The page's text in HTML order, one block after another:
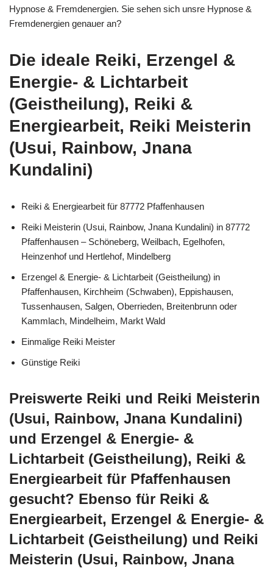
Hypnose & Fremdenergien. Sie sehen sich unsre Hypnose &
Fremdenergien genauer an?
Die ideale Reiki, Erzengel &
Energie- & Lichtarbeit
(Geistheilung), Reiki &
Energiearbeit, Reiki Meisterin
(Usui, Rainbow, Jnana
Kundalini)
Reiki & Energiearbeit für 87772 Pfaffenhausen
Reiki Meisterin (Usui, Rainbow, Jnana Kundalini) in 87772
Pfaffenhausen – Schöneberg, Weilbach, Egelhofen,
Heinzenhof und Hertlehof, Mindelberg
Erzengel & Energie- & Lichtarbeit (Geistheilung) in
Pfaffenhausen, Kirchheim (Schwaben), Eppishausen,
Tussenhausen, Salgen, Oberrieden, Breitenbrunn oder
Kammlach, Mindelheim, Markt Wald
Einmalige Reiki Meister
Günstige Reiki
Preiswerte Reiki und Reiki Meisterin
(Usui, Rainbow, Jnana Kundalini)
und Erzengel & Energie- &
Lichtarbeit (Geistheilung), Reiki &
Energiearbeit für Pfaffenhausen
gesucht? Ebenso für Reiki &
Energiearbeit, Erzengel & Energie- &
Lichtarbeit (Geistheilung) und Reiki
Meisterin (Usui, Rainbow, Jnana